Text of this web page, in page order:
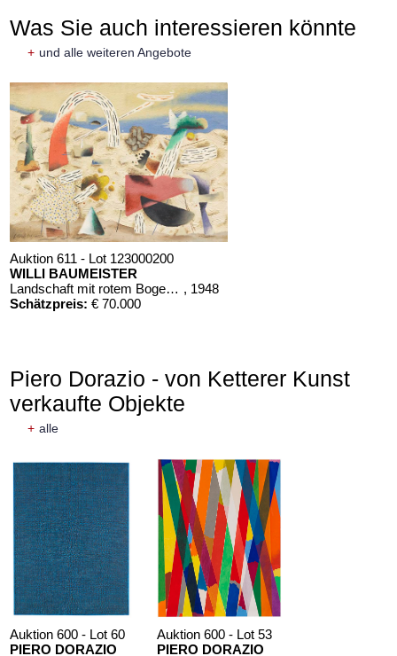
Was Sie auch interessieren könnte
+ und alle weiteren Angebote
Auktion 611 - Lot 123000200
WILLI BAUMEISTER
Landschaft mit rotem Bogen (Sommerfest) , 1948
Schätzpreis: € 70.000
Piero Dorazio - von Ketterer Kunst
verkaufte Objekte
+ alle
Auktion 600 - Lot 60
PIERO DORAZIO
Auktion 600 - Lot 53
PIERO DORAZIO